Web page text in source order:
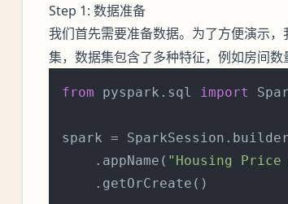
Step 1: 数据准备
我们首先需要准备数据。为了方便演示
集，数据集包含了多种特征，例如房间数
from pyspark.sql import
spark =
    .appName(
"Housing
    .getOrCreate()